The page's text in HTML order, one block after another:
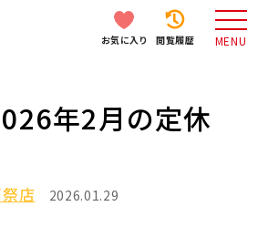
お気に入り 閲覧履歴 MENU
年2月の定休
店 2026.01.29